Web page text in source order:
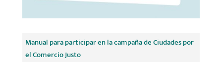
Manual para participar en la campaña de Ciudades por
el Comercio Justo